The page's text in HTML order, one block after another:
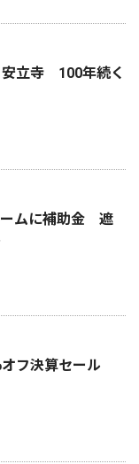
立寺 100年続く
ムに補助金 遮
フ決算セール